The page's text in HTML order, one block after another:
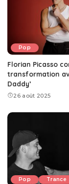
Pop
Florian Picasso
transformation
Daddy’
26 août 2025
Pop Trance